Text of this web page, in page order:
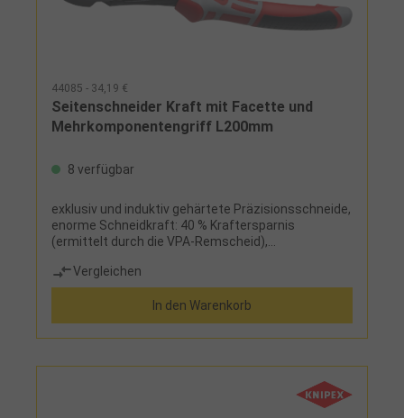
44085 - 34,19 €
Seitenschneider Kraft mit Facette und
Mehrkomponentengriff L200mm
8 verfügbar
exklusiv und induktiv gehärtete Präzisionsschneide,
enorme Schneidkraft: 40 % Kraftersparnis
(ermittelt durch die VPA-Remscheid),
Vergleichen
In den Warenkorb